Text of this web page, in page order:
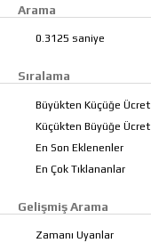
Arama
0.3125 saniye
Sıralama
Büyükten Küçüğe Ücret
Küçükten Büyüğe Ücret
En Son Eklenenler
En Çok Tıklananlar
Gelişmiş Arama
Zamanı Uyanlar